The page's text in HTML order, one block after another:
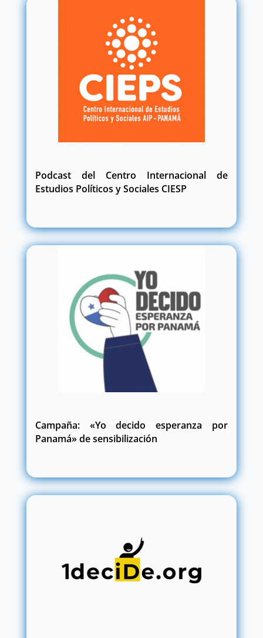
Podcast del Centro Internacional de
Estudios Políticos y Sociales CIESP
Campaña: «Yo decido esperanza por
Panamá» de sensibilización